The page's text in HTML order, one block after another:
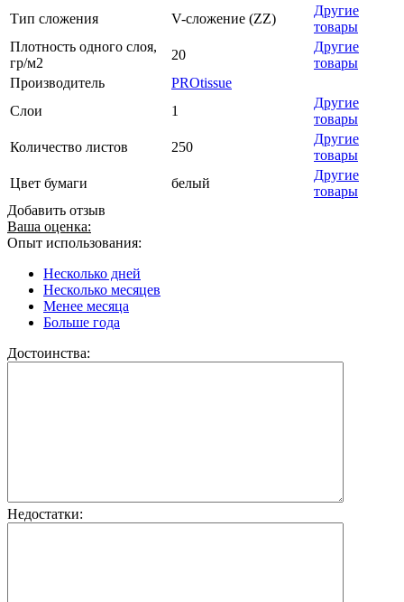
Тип сложения
V-сложение (ZZ)
Другие
товары
Плотность одного слоя,
гр/м2
20
Другие
товары
Производитель
PROtissue
Слои
1
Другие
товары
Количество листов
250
Другие
товары
Цвет бумаги
белый
Другие
товары
Добавить отзыв
Ваша оценка:
Опыт использования:
Несколько дней
Несколько месяцев
Менее месяца
Больше года
Достоинства:
Недостатки: